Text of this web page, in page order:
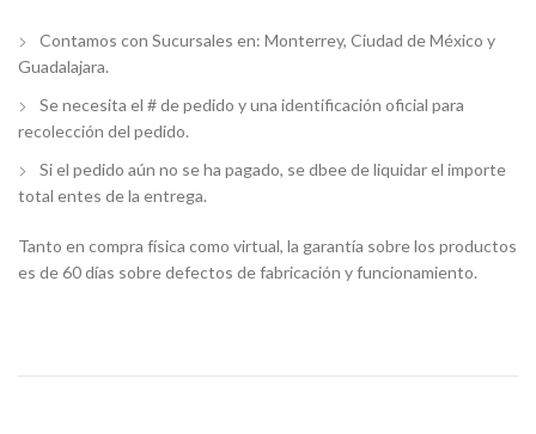
Contamos con Sucursales en: Monterrey, Ciudad de México y
Guadalajara.
Se necesita el # de pedido y una identificación oficial para
recolección del pedido.
Si el pedido aún no se ha pagado, se dbee de liquidar el importe
total entes de la entrega.
Tanto en compra física como virtual, la garantía sobre los productos
es de 60 días sobre defectos de fabricación y funcionamiento.